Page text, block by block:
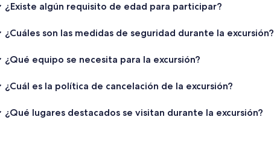
¿Existe algún requisito de edad para participar?
¿Cuáles son las medidas de seguridad durante la excursión?
¿Qué equipo se necesita para la excursión?
¿Cuál es la política de cancelación de la excursión?
¿Qué lugares destacados se visitan durante la excursión?